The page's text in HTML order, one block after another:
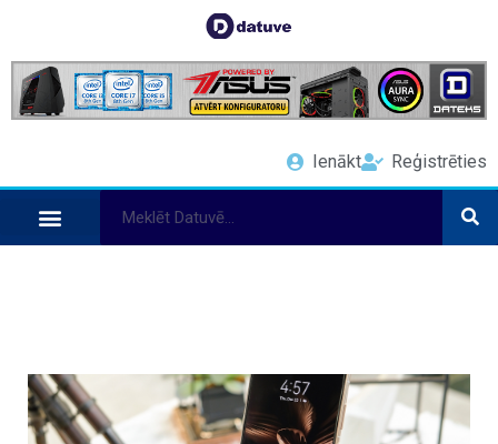
Ienākt Reģistrēties